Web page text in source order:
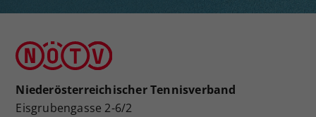
Niederösterreichischer Tennisverband
Eisgrubengasse 2-6/2